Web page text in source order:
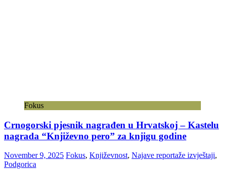
Fokus
Crnogorski pjesnik nagrađen u Hrvatskoj – Kastelu
nagrada “Književno pero” za knjigu godine
November 9, 2025 Fokus, Književnost, Najave reportaže izvještaji,
Podgorica